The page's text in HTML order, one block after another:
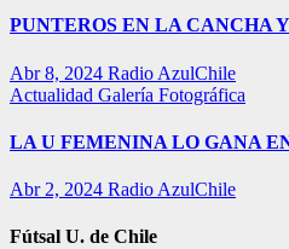
PUNTEROS EN LA CANCHA
Abr 8, 2024 Radio AzulChile
Actualidad Galería Fotográfica
LA U FEMENINA LO GANA
Abr 2, 2024 Radio AzulChile
Fútsal U. de Chile